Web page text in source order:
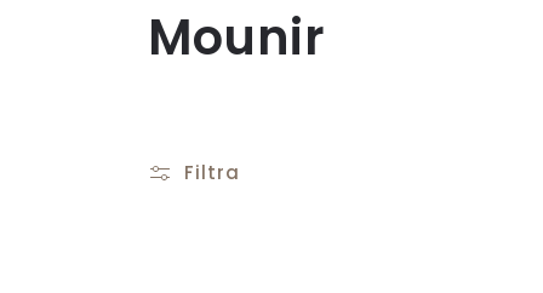
C
l
Mounir
Filtra